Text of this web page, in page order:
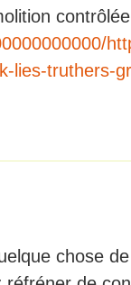
lies-truthers-
chose